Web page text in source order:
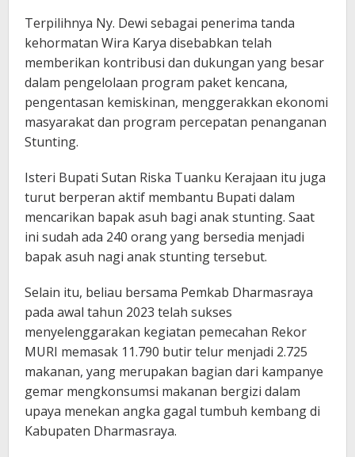
Terpilihnya Ny. Dewi sebagai penerima tanda
kehormatan Wira Karya disebabkan telah
memberikan kontribusi dan dukungan yang besar
dalam pengelolaan program paket kencana,
pengentasan kemiskinan, menggerakkan ekonomi
masyarakat dan program percepatan penanganan
Stunting.
Isteri Bupati Sutan Riska Tuanku Kerajaan itu juga
turut berperan aktif membantu Bupati dalam
mencarikan bapak asuh bagi anak stunting. Saat
ini sudah ada 240 orang yang bersedia menjadi
bapak asuh nagi anak stunting tersebut.
Selain itu, beliau bersama Pemkab Dharmasraya
pada awal tahun 2023 telah sukses
menyelenggarakan kegiatan pemecahan Rekor
MURI memasak 11.790 butir telur menjadi 2.725
makanan, yang merupakan bagian dari kampanye
gemar mengkonsumsi makanan bergizi dalam
upaya menekan angka gagal tumbuh kembang di
Kabupaten Dharmasraya.